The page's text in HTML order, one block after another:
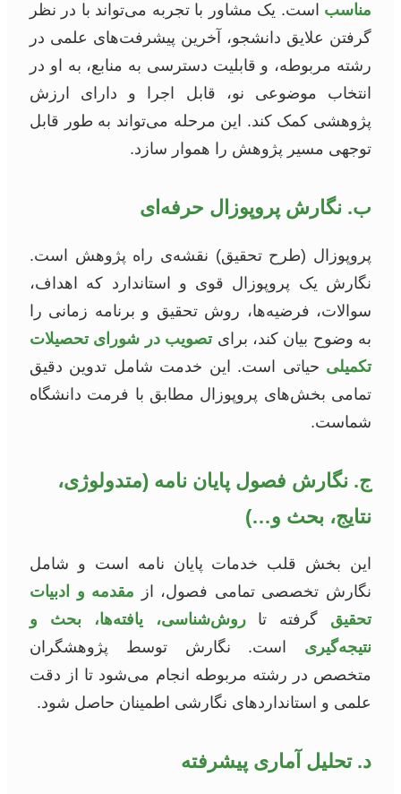
مناسب است. یک مشاور با تجربه می‌تواند با در نظر
گرفتن علایق دانشجو، آخرین پیشرفت‌های علمی در
رشته مربوطه، و قابلیت دسترسی به منابع، به او در
انتخاب موضوعی نو، قابل اجرا و دارای ارزش
پژوهشی کمک کند. این مرحله می‌تواند به طور قابل
توجهی مسیر پژوهش را هموار سازد.
ب. نگارش پروپوزال حرفه‌ای
پروپوزال (طرح تحقیق) نقشه‌ی راه پژوهش است.
نگارش یک پروپوزال قوی و استاندارد که اهداف،
سوالات، فرضیه‌ها، روش تحقیق و برنامه زمانی را
به وضوح بیان کند، برای تصویب در شورای تحصیلات
تکمیلی حیاتی است. این خدمت شامل تدوین دقیق
تمامی بخش‌های پروپوزال مطابق با فرمت دانشگاه
شماست.
ج. نگارش فصول پایان نامه (متدولوژی،
نتایج، بحث و…)
این بخش قلب خدمات پایان نامه است و شامل
نگارش تخصصی تمامی فصول، از مقدمه و ادبیات
تحقیق گرفته تاروش‌شناسی، یافته‌ها، بحث و
نتیجه‌گیری است. نگارش توسط پژوهشگران
متخصص در رشته مربوطه انجام می‌شود تا از دقت
علمی و استانداردهای نگارشی اطمینان حاصل شود.
د. تحلیل آماری پیشرفته